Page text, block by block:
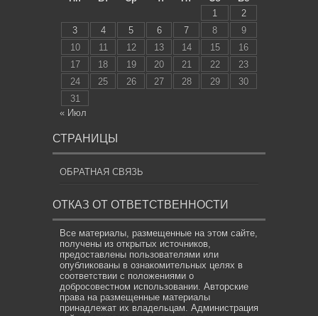
1
2
3
4 5 6 7 8
9
10
11 12 13 14 15
16
17
18 19 20 21 22
23
24
25 26 27 28 29
30
31
« Июл
СТРАНИЦЫ
ОБРАТНАЯ СВЯЗЬ
ОТКАЗ ОТ ОТВЕТСТВЕННОСТИ
Все материалы, размещенные на этом сайте,
получены из открытых источников,
предоставлены пользователями или
опубликованы в ознакомительных целях в
соответствии с положениями о
добросовестном использовании. Авторские
права на размещенные материалы
принадлежат их владельцам. Администрация